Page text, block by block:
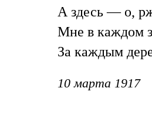
А здесь — о,
Мне в каждом
За каждым
10 марта 1917